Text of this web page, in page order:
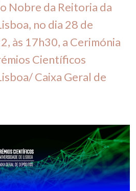
Nobre da Reitoria da
no dia 28 de
às 17h30, a Cerimónia
Científicos
Caixa Geral de